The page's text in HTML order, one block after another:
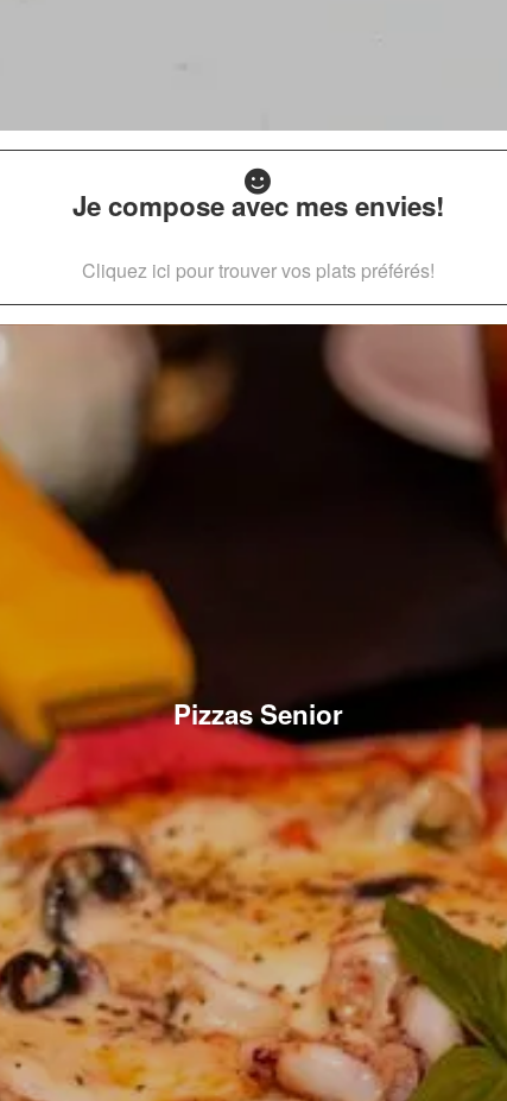
Je compose avec mes envies!
Cliquez ici pour trouver vos plats préférés!
Pizzas Senior